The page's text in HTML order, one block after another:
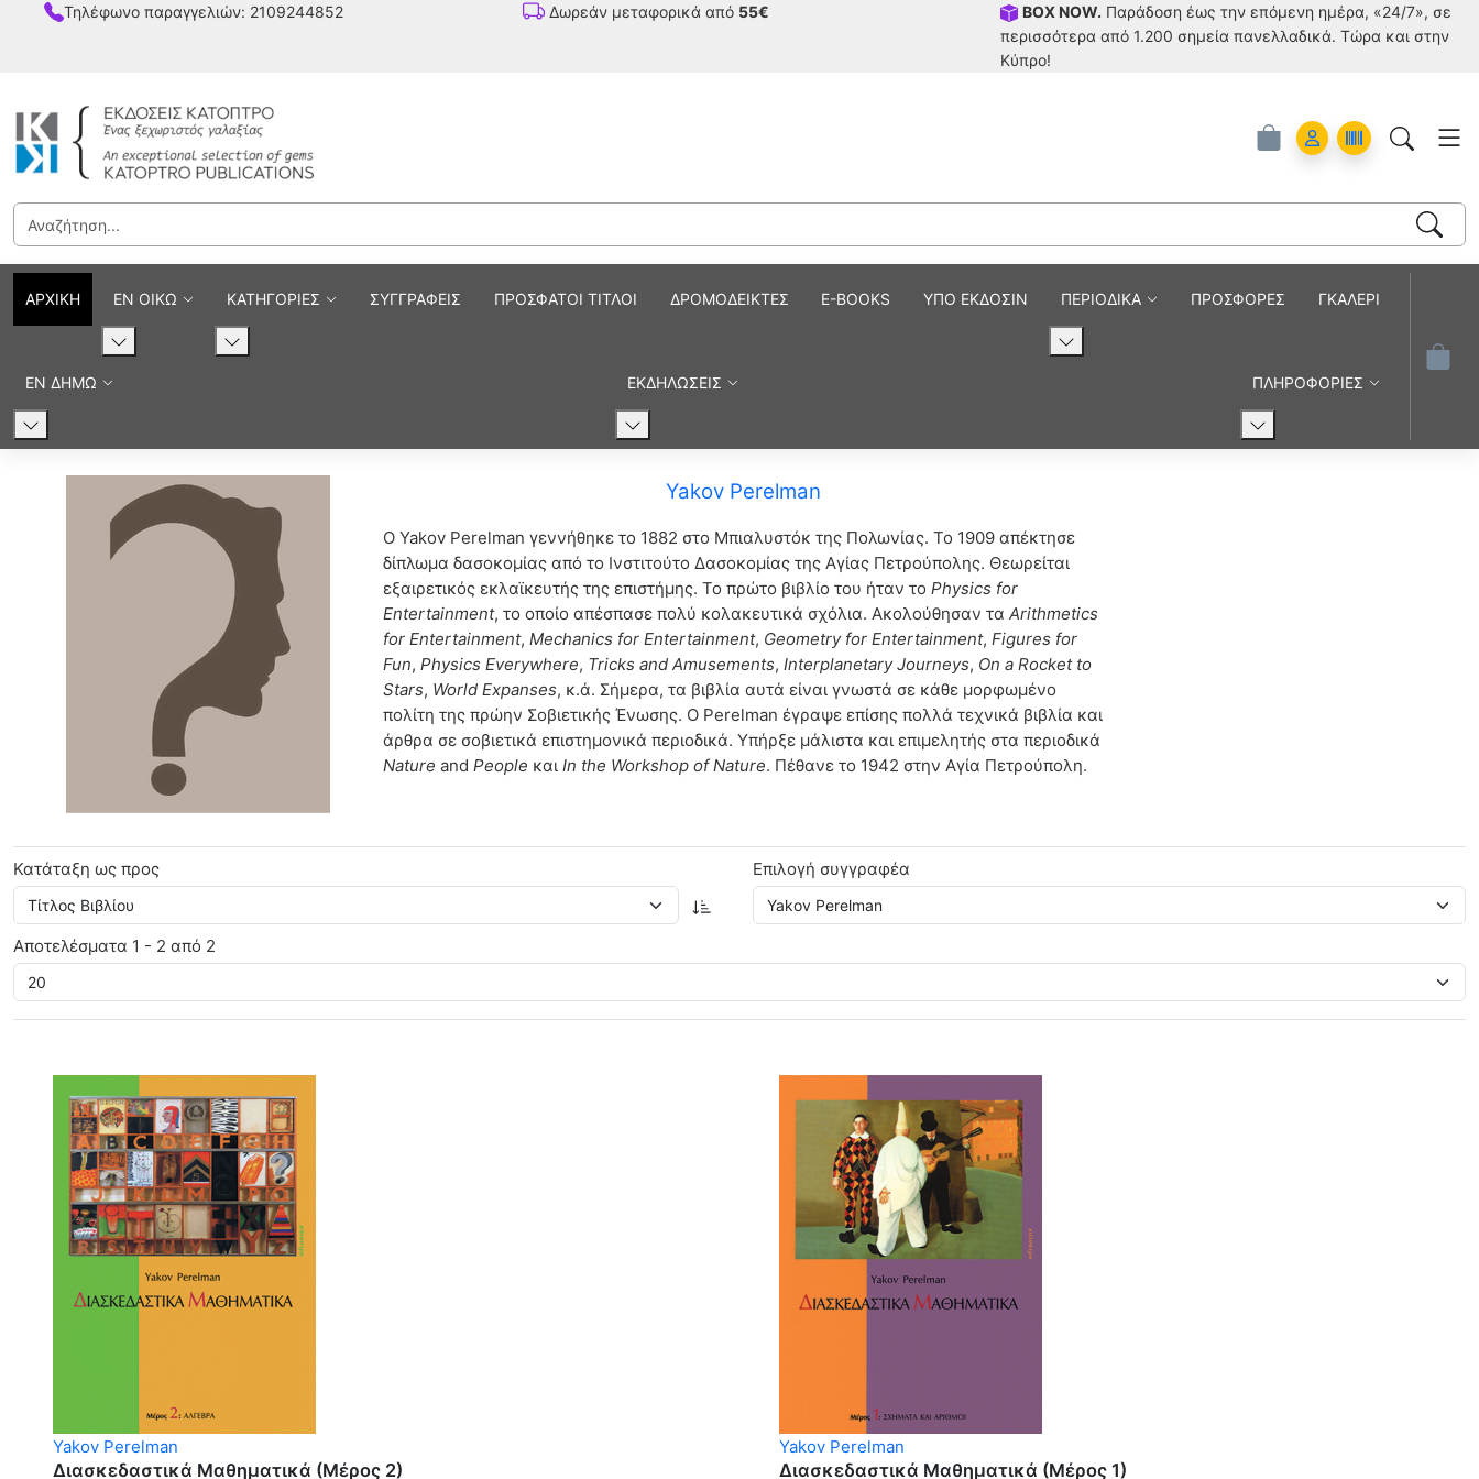
Τηλέφωνο παραγγελιών: 2109244852 Δωρεάν μεταφορικά από 55€ BOX NOW. Παράδοση έως την επόμενη ημέρα, «24/7», σε
περισσότερα από 1.200 σημεία πανελλαδικά. Tώρα και στην
Κύπρο!
Account
Orders
ΑΡΧΙΚΗ ΕΝ ΟΙΚΩ ΚΑΤΗΓΟΡΙΕΣ ΣΥΓΓΡΑΦΕΙΣ ΠΡΟΣΦΑΤΟΙ ΤΙΤΛΟΙ ΔΡΟΜΟΔΕΙΚΤΕΣ E-BOOKS ΥΠΟ ΕΚΔΟΣΙΝ ΠΕΡΙΟΔΙΚΑ ΠΡΟΣΦΟΡΕΣ ΓΚΑΛΕΡΙ
ΕΝ ΔΗΜΩ ΕΚΔΗΛΩΣΕΙΣ ΠΛΗΡΟΦΟΡΙΕΣ
Yakov Perelman Yakov Perelman
Ο Yakov Perelman γεννήθηκε το 1882 στο Μπιαλυστόκ της Πολωνίας. Το 1909 απέκτησε
δίπλωμα δασοκομίας από το Ινστιτούτο Δασοκομίας της Αγίας Πετρούπολης. Θεωρείται
εξαιρετικός εκλαϊκευτής της επιστήμης. Το πρώτο βιβλίο του ήταν το Physics for
Entertainment, το οποίο απέσπασε πολύ κολακευτικά σχόλια. Ακολούθησαν τα Arithmetics
for Entertainment, Mechanics for Entertainment, Geometry for Entertainment, Figures for
Fun, Physics Everywhere, Tricks and Amusements, Interplanetary Journeys, On a Rocket to
Stars, World Expanses, κ.ά. Σήμερα, τα βιβλία αυτά είναι γνωστά σε κάθε μορφωμένο
πολίτη της πρώην Σοβιετικής Ένωσης. Ο Perelman έγραψε επίσης πολλά τεχνικά βιβλία και
άρθρα σε σοβιετικά επιστημονικά περιοδικά. Υπήρξε μάλιστα και επιμελητής στα περιοδικά
Nature and People και In the Workshop of Nature. Πέθανε το 1942 στην Αγία Πετρούπολη.
Κατάταξη ως προς Επιλογή συγγραφέα
Αποτελέσματα 1 - 2 από 2
Yakov Perelman
Διασκεδαστικά Μαθηματικά (Μέρος 2)
Yakov Perelman
Διασκεδαστικά Μαθηματικά (Μέρος 1)